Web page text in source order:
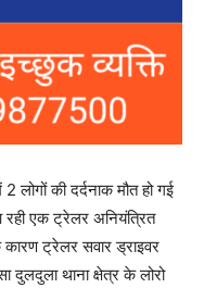
की दर्दनाक मौत हो गई
एक ट्रेलर अनियंत्रित
ट्रेलर सवार ड्राइवर
दुलदुला थाना क्षेत्र के लोरो